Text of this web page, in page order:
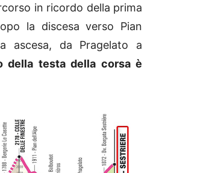
in ricordo della prima
la discesa verso Pian
ascesa, da Pragelato a
della testa della corsa è